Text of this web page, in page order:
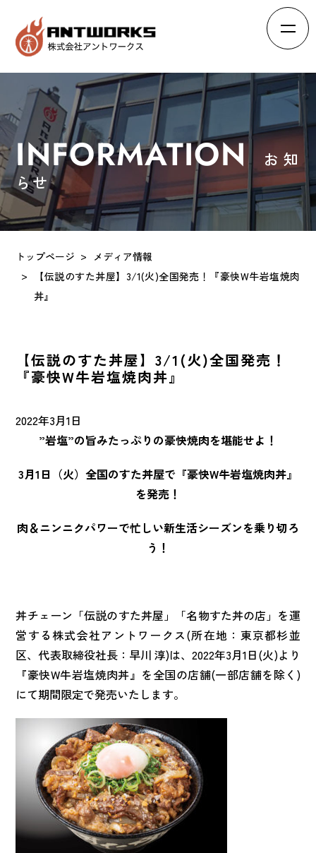
HOME ホーム
ABOUT 会社概要
BRAND ブランド
RECRUIT 求人情報
INTERVIEW
EFFORTS 会社の取り組み
CONTACT
FRANCHISE FC加盟店募集
マイナビ
INFORMATION
お知
らせ
トップページ
メディア情報
【伝説のすた丼屋】3/1(火)全国発売！『豪快W牛岩塩焼肉
丼』
【伝説のすた丼屋】3/1(火)全国発売！
『豪快W牛岩塩焼肉丼』
2022年3月1日
”岩塩”の旨みたっぷりの豪快焼肉を堪能せよ！
3月1日（火）全国のすた丼屋で『豪快W牛岩塩焼肉丼』
を発売！
肉＆ニンニクパワーで忙しい新生活シーズンを乗り切ろ
う！
丼チェーン「伝説のすた丼屋」「名物すた丼の店」を運
営する株式会社アントワークス(所在地：東京都杉並
区、代表取締役社長：早川 淳)は、2022年3月1日(火)より
『豪快W牛岩塩焼肉丼』を全国の店舗(一部店舗を除く)
にて期間限定で発売いたします。